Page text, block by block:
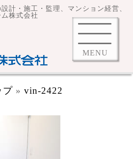
計・施工・監理、マンション経営、
株式会社
MENU
プ» vin-2422